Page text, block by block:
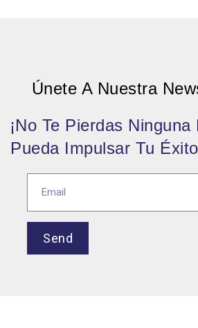
Únete A Nuestra
¡No Te Pierdas
Pueda Impulsar Tu
Send